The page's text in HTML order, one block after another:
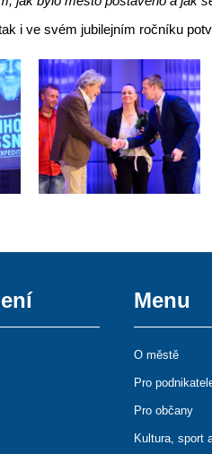
i ve svém jubilejním ročníku
Menu
O městě
Pro
Pro občany
Kultura, sport